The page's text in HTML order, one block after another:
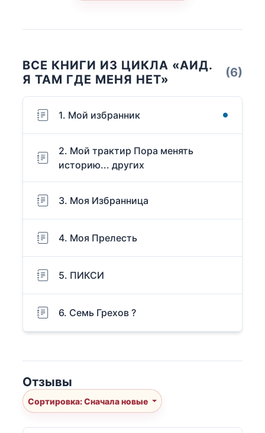
ВСЕ КНИГИ ИЗ ЦИКЛА «АИД.
Я ТАМ ГДЕ МЕНЯ НЕТ»
(6)
1. Мой избранник
2. Мой трактир Пора менять
историю... других
3. Моя Избранница
4. Моя Прелесть
5. ПИКСИ
6. Семь Грехов ?
Отзывы
Сортировка: Сначала новые